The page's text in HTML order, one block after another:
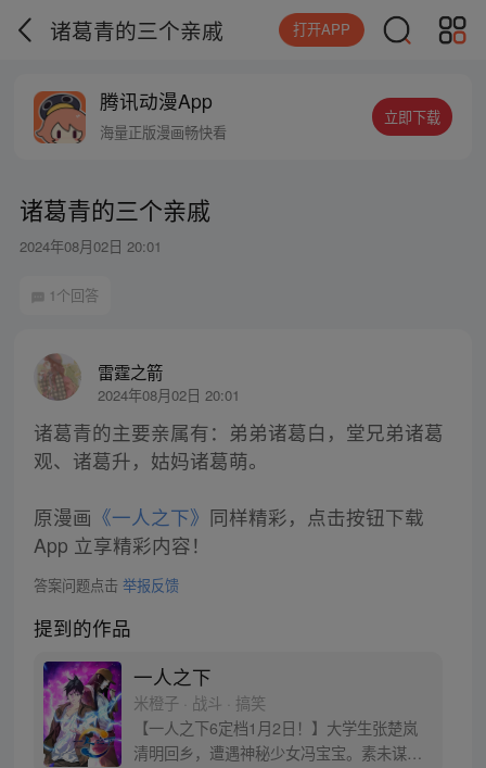
诸葛青的三个亲戚 打开APP
腾讯动漫App
海量正版漫画畅快看
立即下载
诸葛青的三个亲戚
2024年08月02日 20:01
1个回答
雷霆之箭
2024年08月02日 20:01
诸葛青的主要亲属有：弟弟诸葛白，堂兄弟诸葛
观、诸葛升，姑妈诸葛萌。
原漫画 《一人之下》 同样精彩，点击按钮下载
App 立享精彩内容！
答案问题点击 举报反馈
提到的作品
一人之下
米橙子 · 战斗 · 搞笑
【一人之下6定档1月2日！】大学生张楚岚
清明回乡，遭遇神秘少女冯宝宝。素未谋面